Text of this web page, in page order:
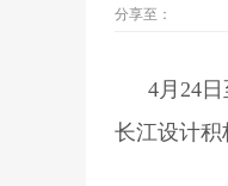
分享至：
4月24
长江设计积